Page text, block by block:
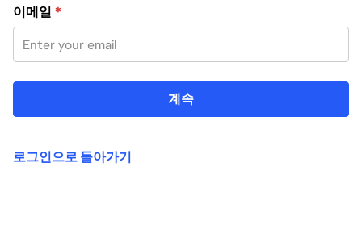
이메일 주소로 비밀번호 재설정
이메일 *
계속
로그인으로 돌아가기